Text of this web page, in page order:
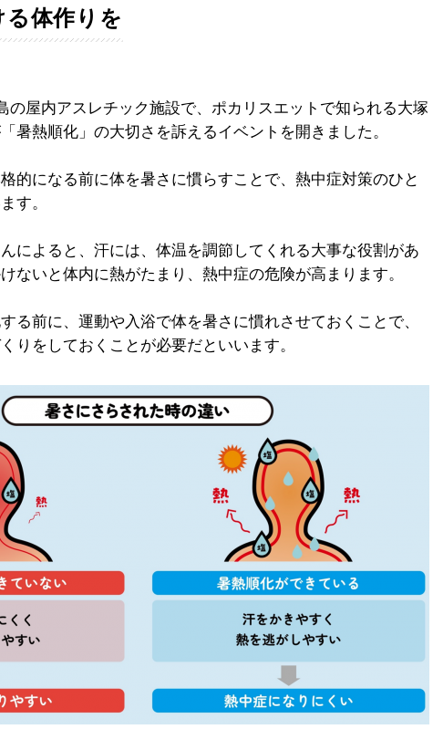
体作りを
の屋内アスレチック施設で、ポカリスエットで知られる大塚
暑熱順化」の大切さを訴えるイベントを開きました。
的になる前に体を暑さに慣らすことで、熱中症対策のひと
す。
によると、汗には、体温を調節してくれる大事な役割があ
ないと体内に熱がたまり、熱中症の危険が高まります。
る前に、運動や入浴で体を暑さに慣れさせておくことで、
りをしておくことが必要だといいます。